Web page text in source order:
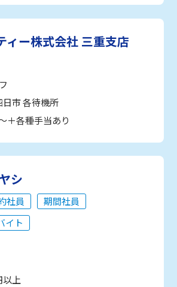
ィー株式会社 三重支店
市 各待機所
＋各種手当あり
シ
社員
期間社員
イト
以上